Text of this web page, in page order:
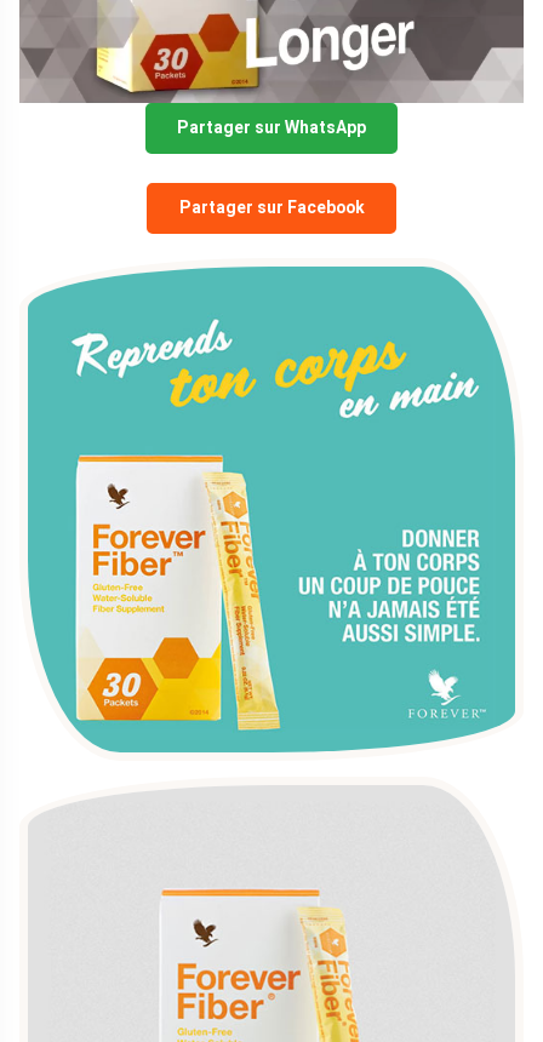
Partager sur WhatsApp
Partager sur Facebook